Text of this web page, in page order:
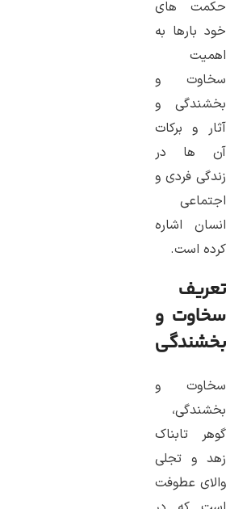
حکمت‌ های
خود بارها به
اهمیت
سخاوت و
بخشندگی و
آثار و برکات
آن ‌ها در
زندگی فردی و
اجتماعی
انسان اشاره
کرده‌ است.
تعریف
سخاوت و
بخشندگی
سخاوت و
بخشندگی،
گوهر تابناک
زهد و تجلی
والای عطوفت